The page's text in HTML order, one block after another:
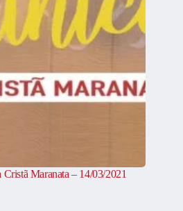
Maranata – 14/03/2021